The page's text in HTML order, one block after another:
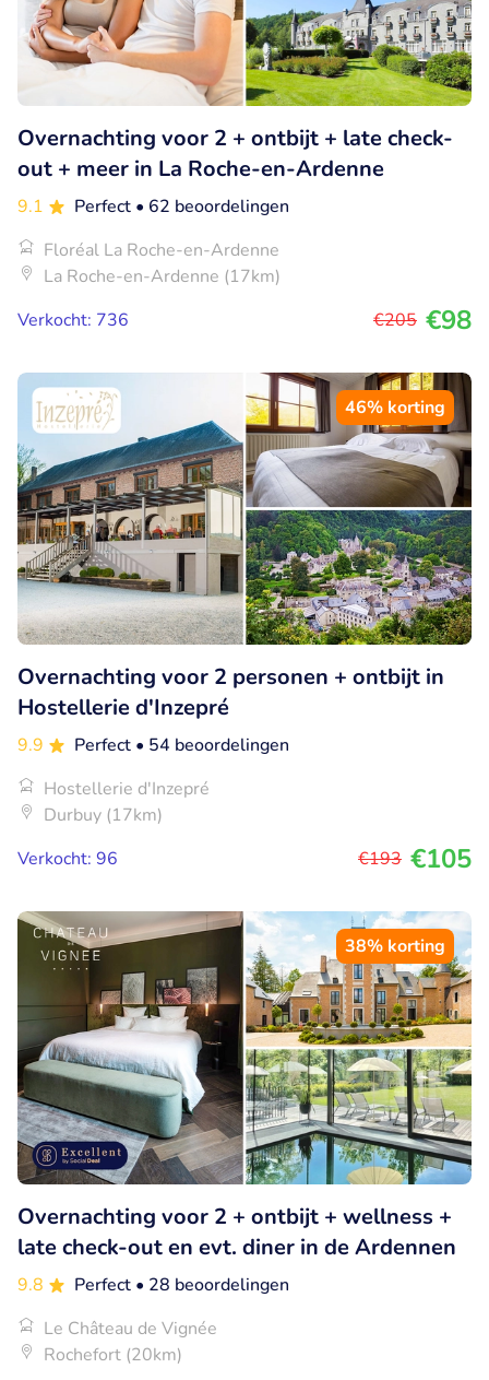
Overnachting voor 2 + ontbijt + late check-
out + meer in La Roche-en-Ardenne
9.1 Perfect • 62 beoordelingen
Floréal La Roche-en-Ardenne
La Roche-en-Ardenne (17km)
Verkocht: 736
€205 €98
46% korting
Overnachting voor 2 personen + ontbijt in
Hostellerie d'Inzepré
9.9 Perfect • 54 beoordelingen
Hostellerie d'Inzepré
Durbuy (17km)
Verkocht: 96
€193 €105
38% korting
Overnachting voor 2 + ontbijt + wellness +
late check-out en evt. diner in de Ardennen
9.8 Perfect • 28 beoordelingen
Le Château de Vignée
Rochefort (20km)